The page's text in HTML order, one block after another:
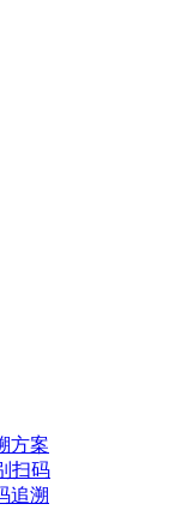
方案
扫码
追溯